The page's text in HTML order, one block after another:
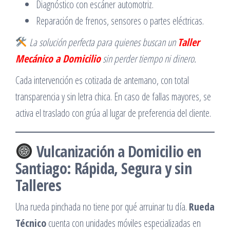
Diagnóstico con escáner automotriz.
Reparación de frenos, sensores o partes eléctricas.
La solución perfecta para quienes buscan unTaller
Mecánico a Domiciliosin perder tiempo ni dinero.
Cada intervención es cotizada de antemano, con total
transparencia y sin letra chica. En caso de fallas mayores, se
activa el traslado con grúa al lugar de preferencia del cliente.
Vulcanización a Domicilio en
Santiago: Rápida, Segura y sin
Talleres
Una rueda pinchada no tiene por qué arruinar tu día. Rueda
Técnicocuenta con unidades móviles especializadas en